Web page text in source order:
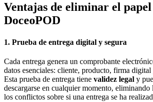
Ventajas de eliminar el
DoceoPOD
1. Prueba de entrega digital y segura
Cada entrega genera un comprobante
datos esenciales: cliente, producto, firma
Esta prueba de entrega tiene validez legal y
descargarse en cualquier momento,
los conflictos sobre si una entrega se ha